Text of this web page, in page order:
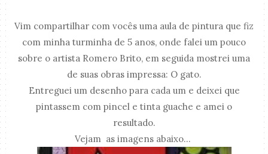
Vim compartilhar com vocês uma aula de pintura que fiz
com minha turminha de 5 anos, onde falei um pouco
sobre o artista Romero Brito, em seguida mostrei uma
de suas obras impressa: O gato.
Entreguei um desenho para cada um e deixei que
pintassem com pincel e tinta guache e amei o
resultado.
Vejam as imagens abaixo...